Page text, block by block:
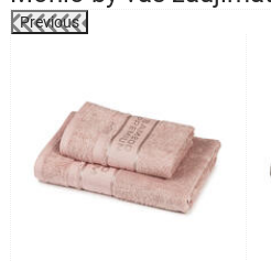
Previous